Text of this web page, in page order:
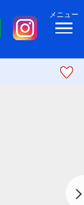
メニュー